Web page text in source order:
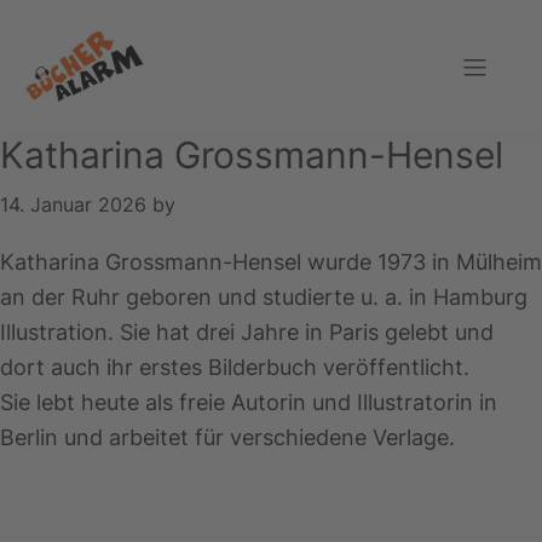
Hauptnavigation
springen
springen
Fußzeile
springen
Katharina Grossmann-Hensel
14. Januar 2026 by
Katharina Grossmann-Hensel wurde 1973 in Mülheim
an der Ruhr geboren und studierte u. a. in Hamburg
Illustration. Sie hat drei Jahre in Paris gelebt und
dort auch ihr erstes Bilderbuch veröffentlicht.
Sie lebt heute als freie Autorin und Illustratorin in
Berlin und arbeitet für verschiedene Verlage.